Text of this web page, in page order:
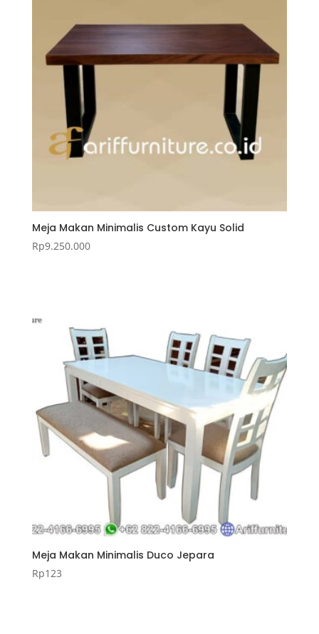
Meja Makan Minimalis Custom Kayu Solid
Rp9.250.000
Meja Makan Minimalis Duco Jepara
Rp123